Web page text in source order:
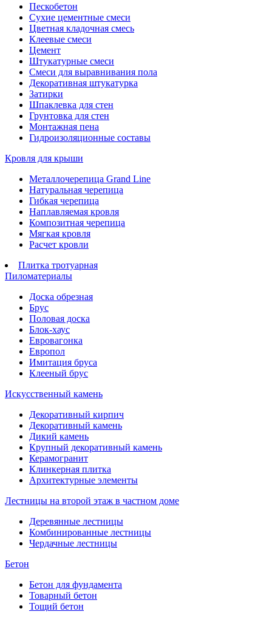
Пескобетон
Сухие цементные смеси
Цветная кладочная смесь
Клеевые смеси
Цемент
Штукатурные смеси
Смеси для выравнивания пола
Декоративная штукатурка
Затирки
Шпаклевка для стен
Грунтовка для стен
Монтажная пена
Гидроизоляционные составы
Кровля для крыши
Металлочерепица Grand Line
Натуральная черепица
Гибкая черепица
Наплавляемая кровля
Композитная черепица
Мягкая кровля
Расчет кровли
Плитка тротуарная
Пиломатериалы
Доска обрезная
Брус
Половая доска
Блок-хаус
Евровагонка
Европол
Имитация бруса
Клееный брус
Искусственный камень
Декоративный кирпич
Декоративный камень
Дикий камень
Крупный декоративный камень
Керамогранит
Клинкерная плитка
Архитектурные элементы
Лестницы на второй этаж в частном доме
Деревянные лестницы
Комбинированные лестницы
Чердачные лестницы
Бетон
Бетон для фундамента
Товарный бетон
Тощий бетон